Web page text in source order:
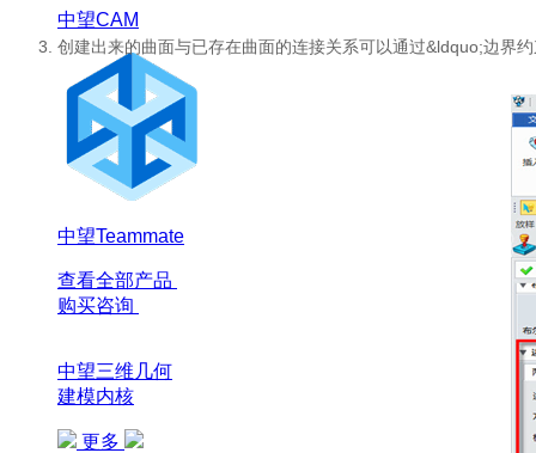
中望CAM
中望Teammate
查看全部产品
购买咨询
中望三维几何
建模内核
更多
3. 创建出来的曲面与已存在曲面的连接关系可以通过&ldquo;边界